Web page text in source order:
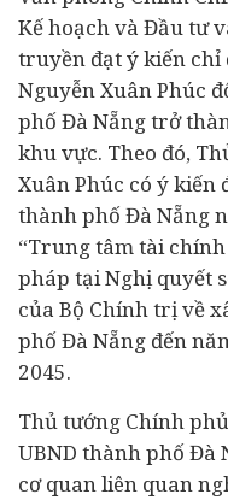
Kế hoạch và Đầu tư
truyền đạt ý kiến chỉ
Nguyễn Xuân Phúc
phố Đà Nẵng trở
khu vực. Theo đó,
Xuân Phúc có ý kiến
thành phố Đà Nẵng
“Trung tâm tài
pháp tại Nghị quyết
của Bộ Chính trị về
phố Đà Nẵng đến
2045.
Thủ tướng Chính
UBND thành phố Đà
cơ quan liên quan